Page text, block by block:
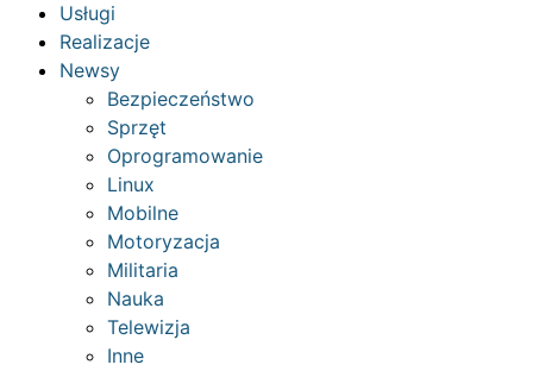
Usługi
Realizacje
Newsy
Bezpieczeństwo
Sprzęt
Oprogramowanie
Linux
Mobilne
Motoryzacja
Militaria
Nauka
Telewizja
Inne